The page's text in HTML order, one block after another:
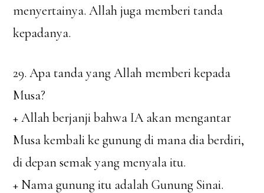
menyertainya. Allah juga memberi tanda
kepadanya.
29. Apa tanda yang Allah memberi kepada
Musa?
+ Allah berjanji bahwa IA akan mengantar
Musa kembali ke gunung di mana dia berdiri,
di depan semak yang menyala itu.
+ Nama gunung itu adalah Gunung Sinai.